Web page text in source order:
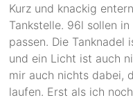
Kurz und knackig
Tankstelle. 96l sollen
passen. Die Tanknadel
und ein Licht ist auch
mir auch nichts dabei,
laufen. Erst als ich